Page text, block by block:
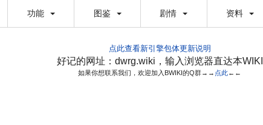
功能 图鉴 剧情 资料
点此查看新引擎包体更新说明
好记的网址：dwrg.wiki，输入浏览器直达本WIKI
如果你想联系我们，欢迎加入BWIKI的Q群→→ 点此←←